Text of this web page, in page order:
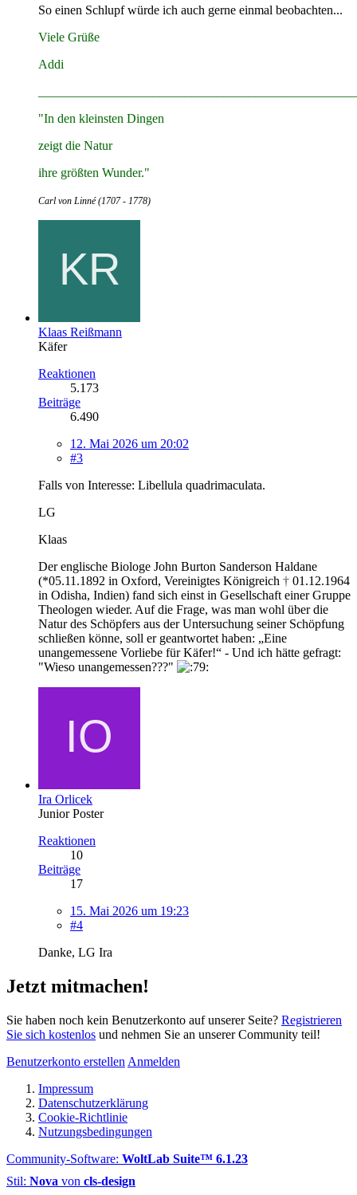
So einen Schlupf würde ich auch gerne einmal beobachten...
Viele Grüße
Addi
"In den kleinsten Dingen
zeigt die Natur
ihre größten Wunder."
Carl von Linné (1707 - 1778)
Klaas Reißmann
Käfer
Reaktionen
5.173
Beiträge
6.490
12. Mai 2026 um 20:02
#3
Falls von Interesse: Libellula quadrimaculata.
LG
Klaas
Der englische Biologe John Burton Sanderson Haldane
(*05.11.1892 in Oxford, Vereinigtes Königreich † 01.12.1964
in Odisha, Indien) fand sich einst in Gesellschaft einer Gruppe
Theologen wieder. Auf die Frage, was man wohl über die
Natur des Schöpfers aus der Untersuchung seiner Schöpfung
schließen könne, soll er geantwortet haben: „Eine
unangemessene Vorliebe für Käfer!“ - Und ich hätte gefragt:
"Wieso unangemessen???"
Ira Orlicek
Junior Poster
Reaktionen
10
Beiträge
17
15. Mai 2026 um 19:23
#4
Danke, LG Ira
Jetzt mitmachen!
Sie haben noch kein Benutzerkonto auf unserer Seite? Registrieren
Sie sich kostenlos und nehmen Sie an unserer Community teil!
Benutzerkonto erstellen Anmelden
Impressum
Datenschutzerklärung
Cookie-Richtlinie
Nutzungsbedingungen
Community-Software: WoltLab Suite™ 6.1.23
Stil: Nova von cls-design